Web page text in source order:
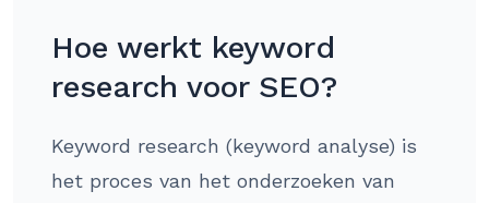
Hoe werkt keyword
research voor SEO?
Keyword research (keyword analyse) is
het proces van het onderzoeken van